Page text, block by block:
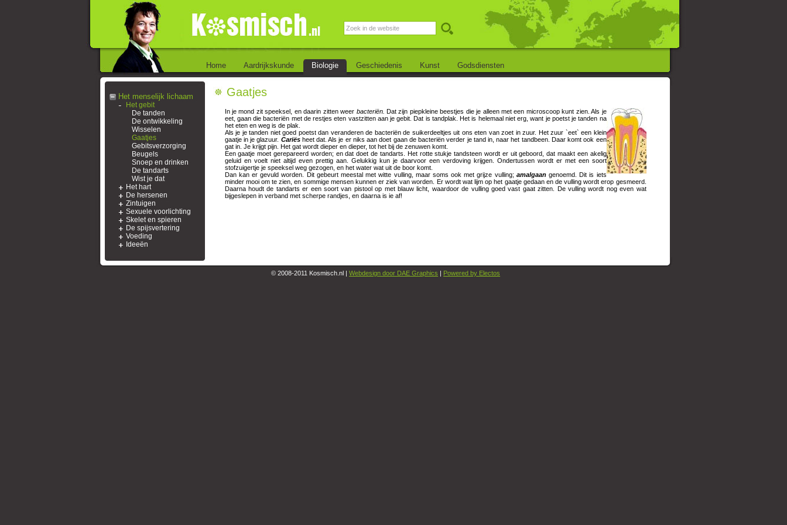
Home Aardrijkskunde Biologie Geschiedenis Kunst Godsdiensten
Het menselijk lichaam
Het gebit
De tanden
De ontwikkeling
Wisselen
Gaatjes
Gebitsverzorging
Beugels
Snoep en drinken
De tandarts
Wist je dat
Het hart
De hersenen
Zintuigen
Sexuele voorlichting
Skelet en spieren
De spijsvertering
Voeding
Ideeën
Gaatjes
In je mond zit speeksel, en daarin zitten weer bacteriën. Dat zijn piepkleine beestjes die je alleen met een microscoop kunt zien. Als je
eet, gaan die bacteriën met de restjes eten vastzitten aan je gebit. Dat is tandplak. Het is helemaal niet erg, want je poetst je tanden na
het eten en weg is de plak.
Als je je tanden niet goed poetst dan veranderen de bacteriën de suikerdeeltjes uit ons eten van zoet in zuur. Het zuur `eet` een klein
gaatje in je glazuur. Cariësheet dat. Als je er niks aan doet gaan de bacteriën verder je tand in, naar het tandbeen. Daar komt ook een
gat in. Je krijgt pijn. Het gat wordt dieper en dieper, tot het bij de zenuwen komt.
Een gaatje moet gerepareerd worden; en dat doet de tandarts. Het rotte stukje tandsteen wordt er uit geboord, dat maakt een akelig
geluid en voelt niet altijd even prettig aan. Gelukkig kun je daarvoor een verdoving krijgen. Ondertussen wordt er met een soort
stofzuigertje je speeksel weg gezogen, en het water wat uit de boor komt.
Dan kan er gevuld worden. Dit gebeurt meestal met witte vulling, maar soms ook met grijze vulling; amalgaangenoemd. Dit is iets
minder mooi om te zien, en sommige mensen kunnen er ziek van worden. Er wordt wat lijm op het gaatje gedaan en de vulling wordt erop gesmeerd.
Daarna houdt de tandarts er een soort van pistool op met blauw licht, waardoor de vulling goed vast gaat zitten. De vulling wordt nog even wat
bijgeslepen in verband met scherpe randjes, en daarna is ie af!
© 2008-2011 Kosmisch.nl |Webdesign door DAE Graphics | Powered by Electos